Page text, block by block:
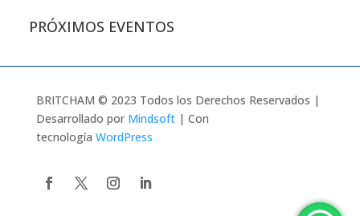
PRÓXIMOS EVENTOS
BRITCHAM © 2023 Todos los Derechos Reservados |
Desarrollado por Mindsoft| Con
tecnología WordPress